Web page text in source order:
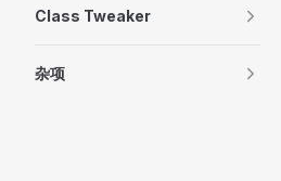
Class Tweaker
杂项